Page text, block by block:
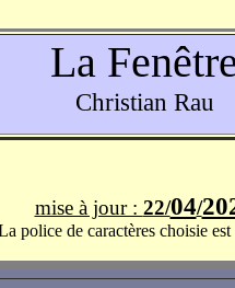
La
Christian Rau
mise à jour : 22/04/
police de caractères choisie est